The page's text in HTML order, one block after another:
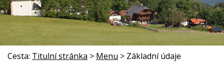
Cesta: Titulní stránka > Menu > Základní údaje